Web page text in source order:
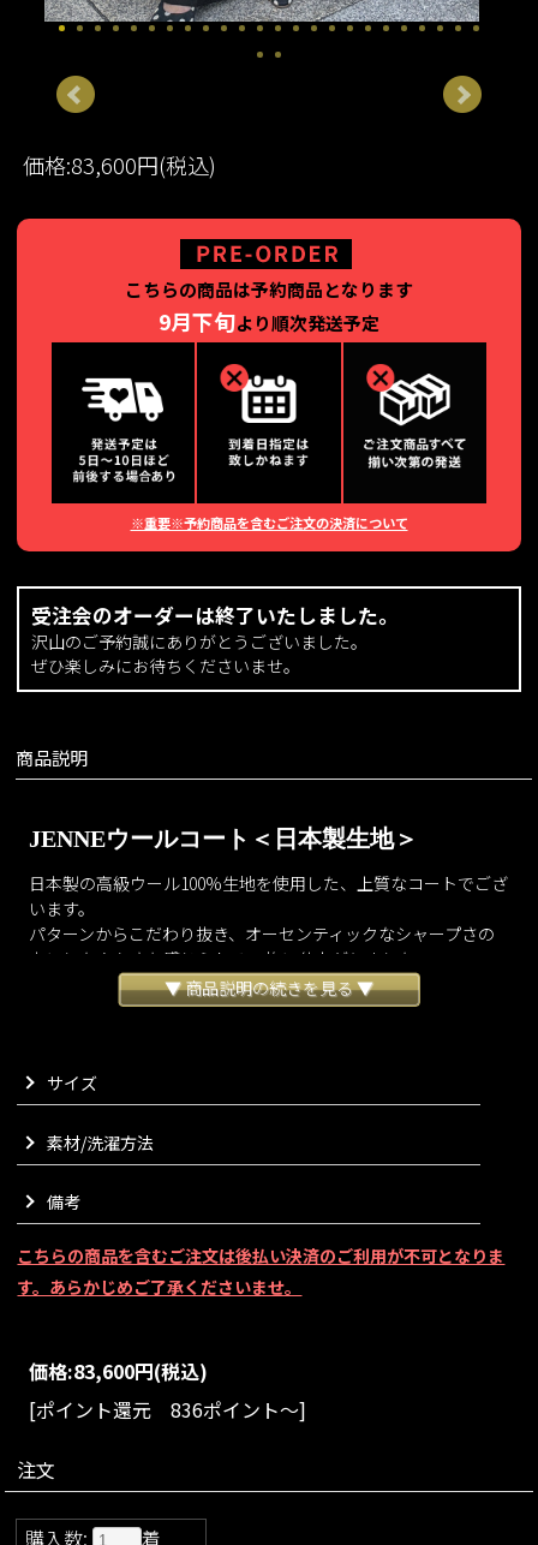
価格:83,600円(税込)
こちらの商品は予約商品となります
9月下旬より順次発送予定
※重要※予約商品を含むご注文の決済について
受注会のオーダーは終了いたしました。
沢山のご予約誠にありがとうございました。
ぜひ楽しみにお待ちくださいませ。
商品説明
JENNEウールコート＜日本製生地＞
日本製の高級ウール100%生地を使用した、上質なコートでござ
います。
パターンからこだわり抜き、オーセンティックなシャープさの
中にしなやかさも感じられる一枚に仕上がりました。
羽織るだけでラグジュアリーブランドにも引けを取らない素晴
らしいシルエットを実現しております。
おります。
前を開けたままサッと羽織っていただくと惚れ惚れするような
縦のシルエットを、前身頃をあえて重ねずに中央で揃えてウエ
ストリボンで結んでいただくとスタイリッシュな雰囲気をお楽
襟の立体感や美しさを最大限に表現出来るよう、襟の裏側まで
ウエストベルトさえも息を呑む美しさで縫製された、何年経っ
ても古さを感じさせない一生物のウールコートでございます。
カ/グレー/ミント
▼ 商品説明の続きを見る ▼
サイズ
素材/洗濯方法
備考
こちらの商品を含むご注文は後払い決済のご利用が不可となりま
す。あらかじめご了承くださいませ。
価格:83,600円(税込)
[ポイント還元 836ポイント～]
注文
購入数: 着